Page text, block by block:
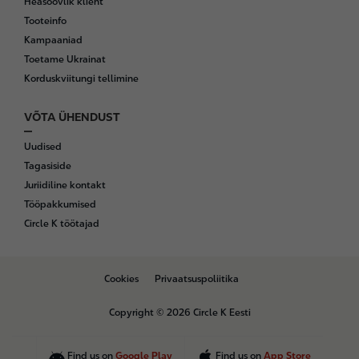
Tooteinfo
Kampaaniad
Toetame Ukrainat
Korduskviitungi tellimine
VÕTA ÜHENDUST
Uudised
Tagasiside
Juriidiline kontakt
Tööpakkumised
Circle K töötajad
B
Cookies Privaatsuspoliitika
Copyright © 2026 Circle K Eesti
Find us on Google Play Find us on App Store